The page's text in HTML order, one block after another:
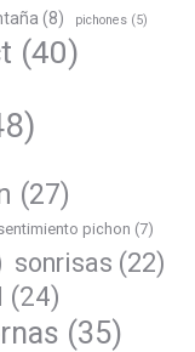
(8) pichones (5)
(40)
(27)
pichon (7)
sonrisas (22)
(24)
(35)